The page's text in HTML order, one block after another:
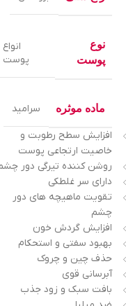
نوع
پوست
انواع
پوست
ماده موثره
سرامید
افزایش سطح رطوبت و
خاصیت ارتجاعی پوست
روشن کننده تیرگی دور
دارای سر غلطکی
تقویت ماهیچه های دور
چشم
افزایش گردش خون
بهبود سفتی و استحکام
حذف چین و چروک
آبرسانی قوی
بافت سبک و زود جذب